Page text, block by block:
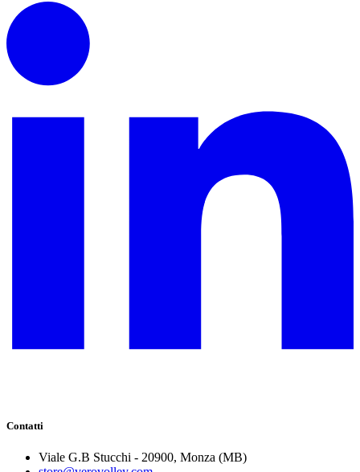
Contatti
Viale G.B Stucchi - 20900, Monza (MB)